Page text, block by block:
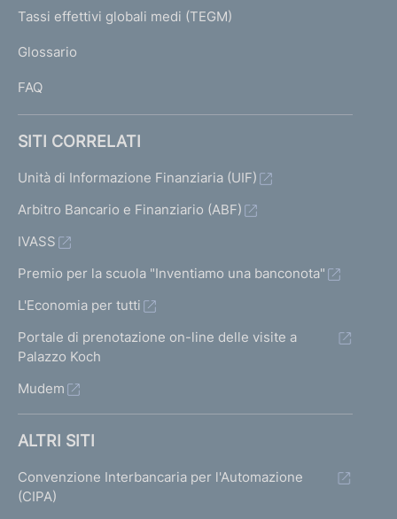
I
I
Tassi effettivi globali medi (TEGM)
Glossario
FAQ
SITI CORRELATI
Unità di Informazione Finanziaria (UIF)
Arbitro Bancario e Finanziario (ABF)
IVASS
Premio per la scuola "Inventiamo una banconota"
L'Economia per tutti
Portale di prenotazione on-line delle visite a
Palazzo Koch
Mudem
ALTRI SITI
Convenzione Interbancaria per l'Automazione
(CIPA)